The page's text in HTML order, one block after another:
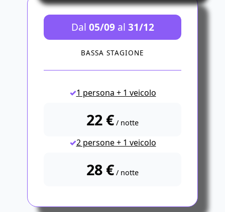
Dal 05/09al 31/12
BASSA STAGIONE
1 persona + 1 veicolo
22 € / notte
2 persone + 1 veicolo
28 € / notte